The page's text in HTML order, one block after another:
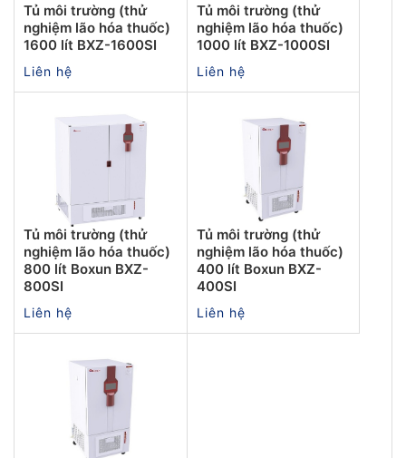
Tủ môi trường (thử
nghiệm lão hóa thuốc)
1600 lít BXZ-1600SI
Liên hệ
Tủ môi trường (thử
nghiệm lão hóa thuốc)
1000 lít BXZ-1000SI
Liên hệ
Tủ môi trường (thử
nghiệm lão hóa thuốc)
800 lít Boxun BXZ-
800SI
Liên hệ
Tủ môi trường (thử
nghiệm lão hóa thuốc)
400 lít Boxun BXZ-
400SI
Liên hệ